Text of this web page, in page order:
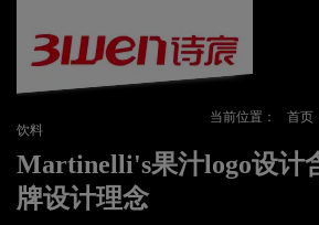
当前位置： 首页
饮料
Martinelli's果汁logo设计
牌设计理念